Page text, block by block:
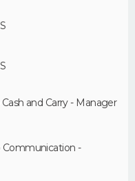
and Carry - Manager
Communication -